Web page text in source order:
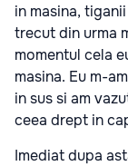
in masina,
trecut din urma
momentul cela
masina. Eu m-
in sus si am
ceea drept in
Imediat dupa